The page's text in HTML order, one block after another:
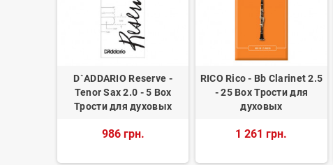
D`ADDARIO Reserve -
Tenor Sax 2.0 - 5 Box
Трости для духовых
986 грн.
RICO Rico - Bb Clarinet 2.5
- 25 Box Трости для
духовых
1 261 грн.